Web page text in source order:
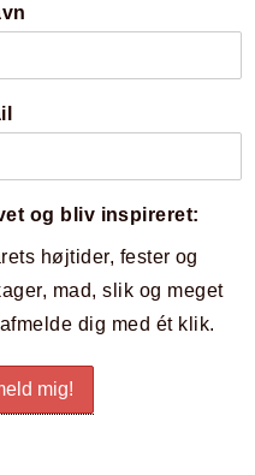
og bliv inspireret:
højtider, fester og
mad, slik og meget
dig med ét klik.